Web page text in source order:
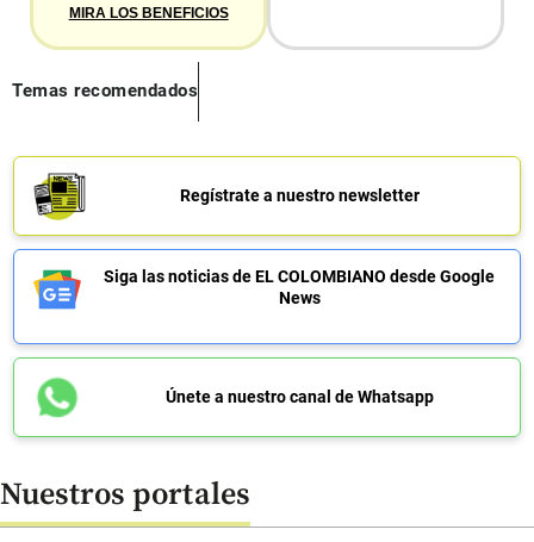
MIRA LOS BENEFICIOS
Temas recomendados
Regístrate a nuestro newsletter
Siga las noticias de EL COLOMBIANO desde Google
News
Únete a nuestro canal de Whatsapp
Nuestros portales